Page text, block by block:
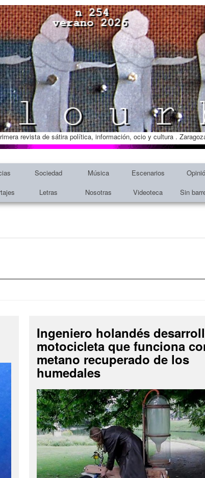
revista de sátira política, información, ocio y cultura .
Sociedad Música Escenarios
Letras Nosotras Videoteca Sin
Ingeniero holandés
motocicleta que funciona
metano recuperado de los
humedales